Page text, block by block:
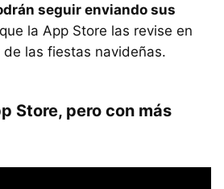
seguir enviando sus
la App Store las revise en
las fiestas navideñas.
Store, pero con más